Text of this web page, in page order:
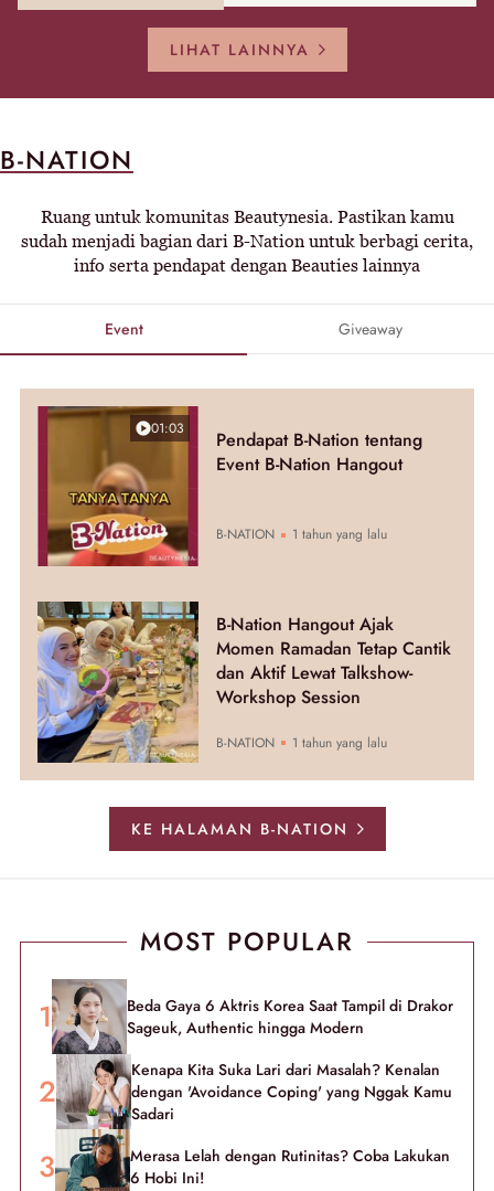
LIHAT LAINNYA
B-NATION
Ruang untuk komunitas Beautynesia. Pastikan kamu
sudah menjadi bagian dari B-Nation untuk berbagi cerita,
info serta pendapat dengan Beauties lainnya
Event Giveaway
01:03
Pendapat B-Nation tentang
Event B-Nation Hangout
B-NATION 1 tahun yang lalu
B-Nation Hangout Ajak
Momen Ramadan Tetap Cantik
dan Aktif Lewat Talkshow-
Workshop Session
B-NATION 1 tahun yang lalu
KE HALAMAN B-NATION
MOST POPULAR
Beda Gaya 6 Aktris Korea Saat Tampil di Drakor
Sageuk, Authentic hingga Modern
Kenapa Kita Suka Lari dari Masalah? Kenalan
dengan 'Avoidance Coping' yang Nggak Kamu
Sadari
Merasa Lelah dengan Rutinitas? Coba Lakukan
6 Hobi Ini!